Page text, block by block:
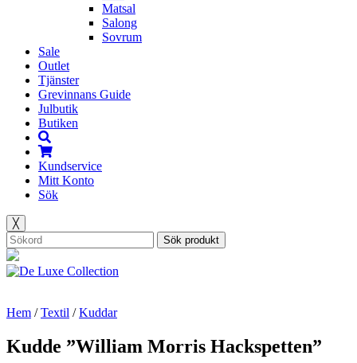
Matsal
Salong
Sovrum
Sale
Outlet
Tjänster
Grevinnans Guide
Julbutik
Butiken
Kundservice
Mitt Konto
Sök
╳
Sök produkt
Hem /Textil /Kuddar
Kudde ”William Morris Hackspetten”